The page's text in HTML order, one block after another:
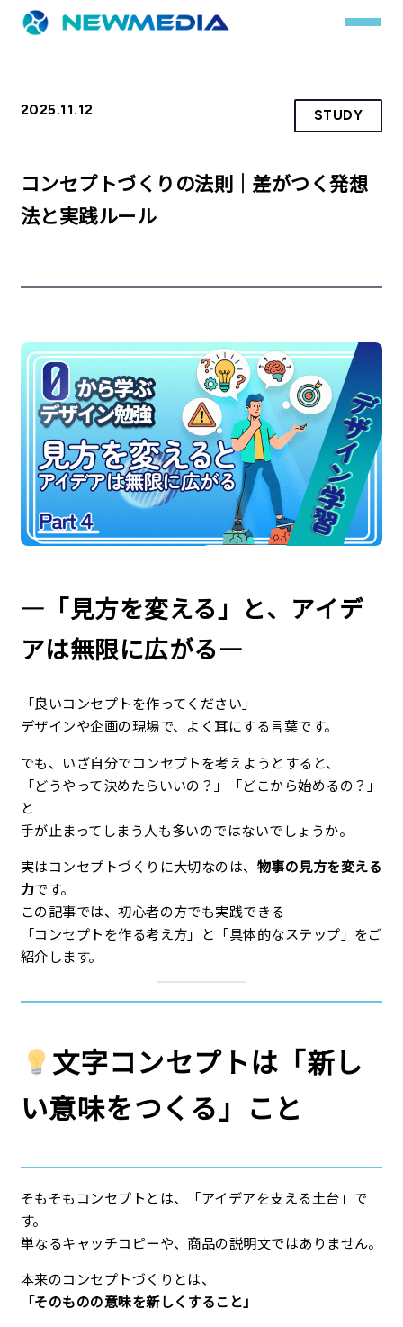
事業内容
サービス一覧
クチコミレスキュー
お客様の声
会社概要
企業理念
最新情報
お知らせ
お問い合わせ
2025.11.12 STUDY
コンセプトづくりの法則｜差がつく発想
法と実践ルール
―「見方を変える」と、アイデ
アは無限に広がる―
「良いコンセプトを作ってください」
デザインや企画の現場で、よく耳にする言葉です。
でも、いざ自分でコンセプトを考えようとすると、
「どうやって決めたらいいの？」「どこから始めるの？」
と
手が止まってしまう人も多いのではないでしょうか。
実はコンセプトづくりに大切なのは、 物事の見方を変える
力です。
この記事では、初心者の方でも実践できる
「コンセプトを作る考え方」と「具体的なステップ」をご
紹介します。
文字コンセプトは「新し
い意味をつくる」こと
そもそもコンセプトとは、「アイデアを支える土台」で
す。
単なるキャッチコピーや、商品の説明文ではありません。
本来のコンセプトづくりとは、
「そのものの意味を新しくすること」